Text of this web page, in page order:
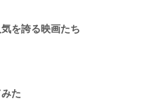
を誇る映画たち
た